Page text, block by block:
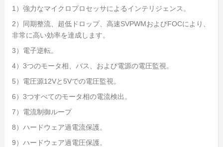
1）強力なマイクロプロセッサによるインテリジェンス。
2）同期整流、超低ドロップ、高速SVPWMおよびFOCにより、
非常に高い効率を達成します。
3）電子逆転。
4）3つのモータ相、バス、および電源の電圧監視。
5）電圧源12Vと5Vでの電圧監視。
6）3つすべてのモータ相の電流検出。
7）電流制御ループ
8）ハードウェア過電流保護。
9）ハードウェア過電圧保護。